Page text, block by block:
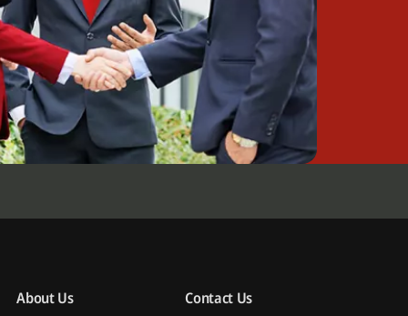
About Us Contact Us